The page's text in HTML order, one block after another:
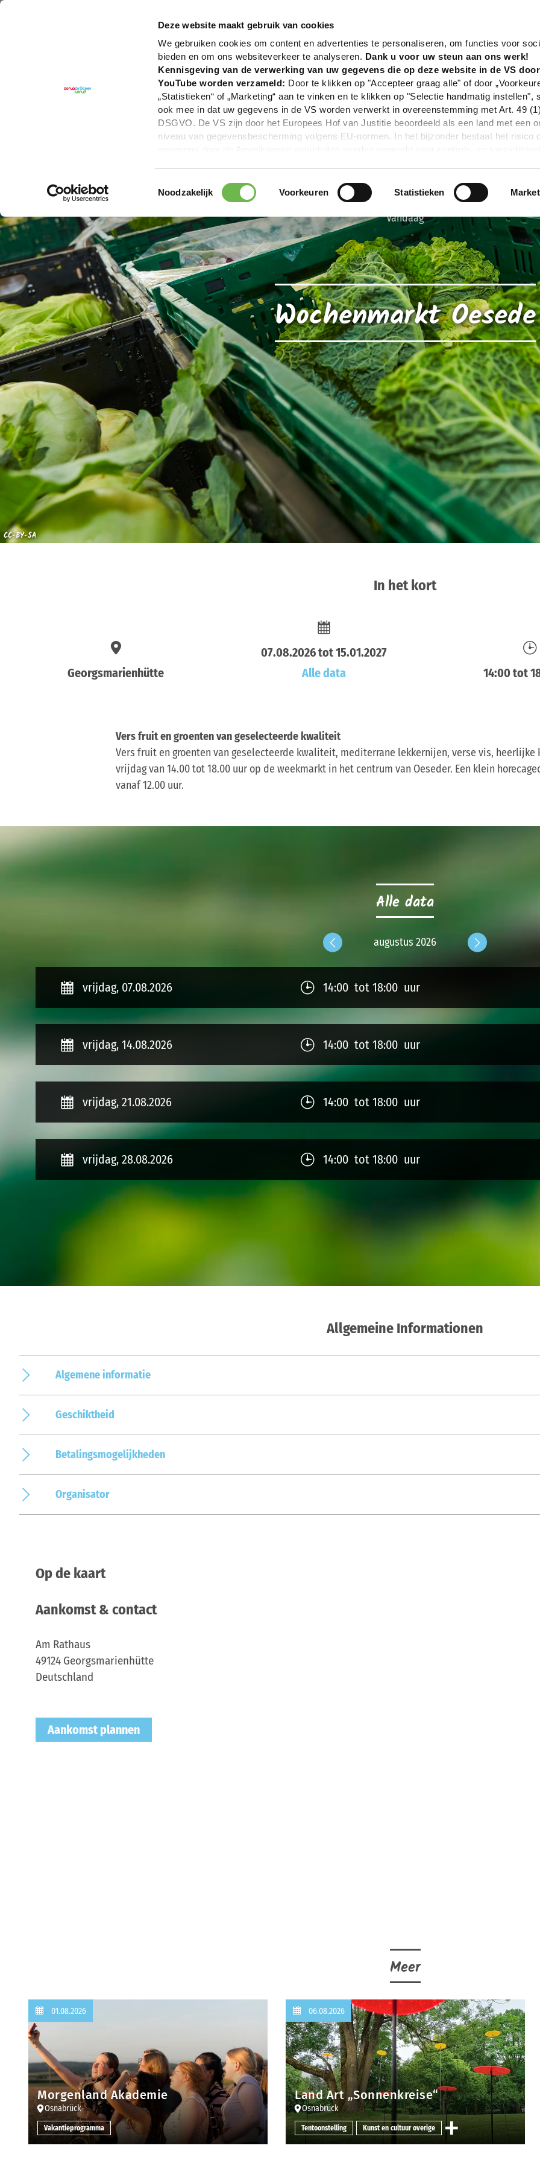
Deze website maakt gebruik van cookies
We gebruiken cookies om content en advertenties te personaliseren, om functies voor
bieden en om ons websiteverkeer te analyseren. Dank u voor uw steun aan ons werk!
Kennisgeving van de verwerking van uw gegevens die op deze website in de VS
YouTube worden verzameld: Door te klikken op "Accepteer graag alle" of door
„Statistieken“ of „Marketing“ aan te vinken en te klikken op "Selectie handmatig instellen",
ook mee in dat uw gegevens in de VS worden verwerkt in overeenstemming met Art. 49
DSGVO. De VS zijn door het Europees Hof van Justitie beoordeeld als een land met een
niveau van gegevensbescherming volgens EU-normen. In het bijzonder bestaat het risico
overdracht niet plaatsvinden. Voor meer informatie, zie onze privacyverklaring.
We geven u hier graag meer gedetailleerde informatie:
|Impressum
Toestemmingsselectie
Noodzakelijk Voorkeuren Statistieken
Vandaag
Wochenmarkt Oesede
CC-BY-SA
In het kort
Georgsmarienhütte
07.08.2026 tot 15.01.2027
Alle data
14:00 tot
Vers fruit en groenten van geselecteerde kwaliteit
Vers fruit en groenten van geselecteerde kwaliteit, mediterrane lekkernijen, verse vis, heerlijke
vrijdag van 14.00 tot 18.00 uur op de weekmarkt in het centrum van Oeseder. Een klein
vanaf 12.00 uur.
Alle data
Previous
augustus 2026
Next
vrijdag, 07.08.2026 14:00 tot 18:00 uur
vrijdag, 14.08.2026 14:00 tot 18:00 uur
vrijdag, 21.08.2026 14:00 tot 18:00 uur
vrijdag, 28.08.2026 14:00 tot 18:00 uur
Allgemeine Informationen
Algemene informatie
Geschiktheid
Betalingsmogelijkheden
Organisator
Op de kaart
Aankomst & contact
Am Rathaus
49124 Georgsmarienhütte
Deutschland
Aankomst plannen
Meer
01.08.2026
Morgenland Akademie
Osnabrück
Vakantieprogramma
06.08.2026
Land Art „Sonnenkreise“
Osnabrück
Tentoonstelling Kunst en cultuur overige